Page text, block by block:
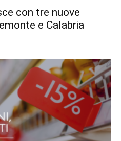
con tre nuove
e Calabria